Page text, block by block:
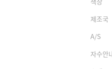
제조국
A/S
자수안